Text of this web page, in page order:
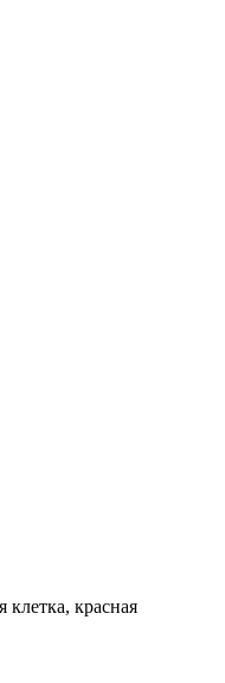
красная